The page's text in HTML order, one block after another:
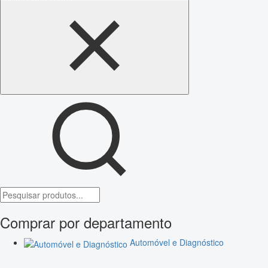
Comprar por departamento
Automóvel e Diagnóstico